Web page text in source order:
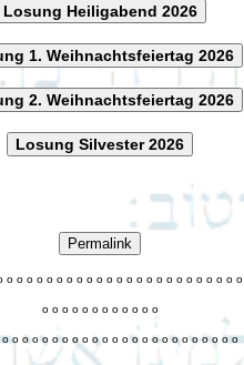
Losung Heiligabend 2026
1. Weihnachtsfeiertag 2026
2. Weihnachtsfeiertag 2026
Losung Silvester 2026
Permalink
o o o o o o o o o o o o o o o o o o o o o o o o
o o o o o o o o o o o o
o o o o o o o o o o o o o o o o o o o o o o o o